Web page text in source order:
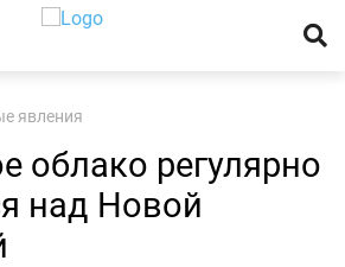
явления
облако регулярно
над Новой